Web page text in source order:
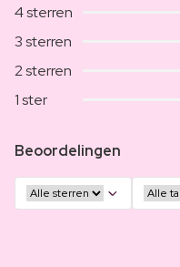
4 sterren
3 sterren
2 sterren
1 ster
Beoordelingen